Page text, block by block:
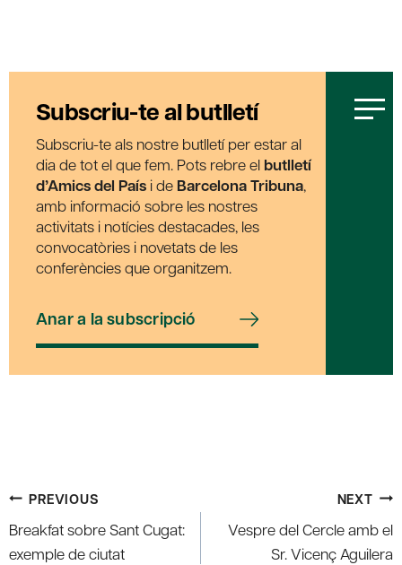
Subscriu-te al butlletí
Subscriu-te als nostre butlletí per estar al
dia de tot el que fem. Pots rebre el butlletí
d’Amics del País i de Barcelona Tribuna,
amb informació sobre les nostres
activitats i notícies destacades, les
convocatòries i novetats de les
conferències que organitzem.
Anar a la subscripció
Post
navigation
PREVIOUS
Breakfat sobre Sant Cugat:
exemple de ciutat
NEXT
Vespre del Cercle amb el
Sr. Vicenç Aguilera